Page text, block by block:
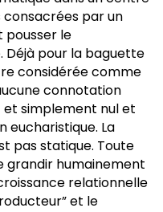
par un
pousser le
Déjà pour la baguette
considérée comme
connotation
et simplement nul et
eucharistique. La
pas statique. Toute
grandir humainement
relationnelle
et le